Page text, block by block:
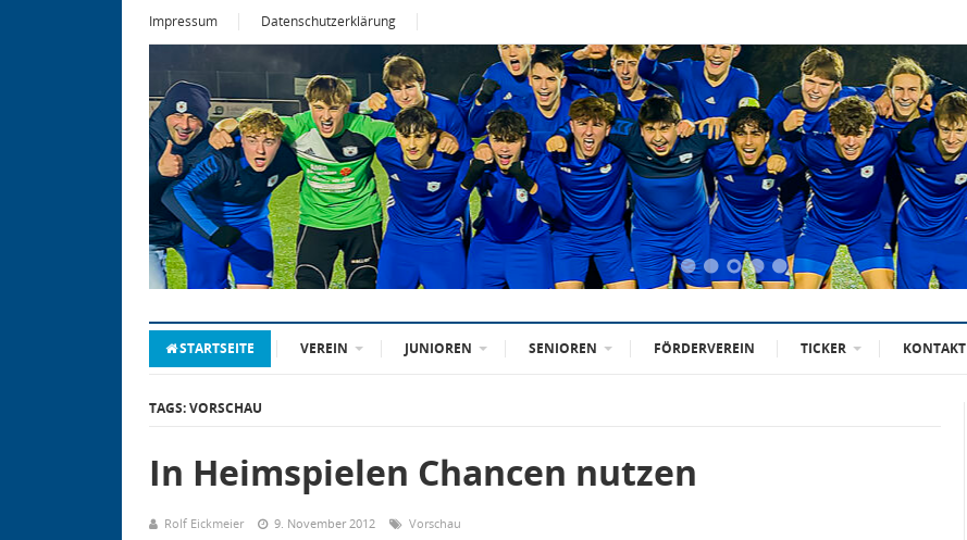
Impressum Datenschutzerklärung
STARTSEITE VEREIN JUNIOREN SENIOREN FÖRDERVEREIN TICKER KONTAKT
TAGS: VORSCHAU
In Heimspielen Chancen nutzen
Rolf Eickmeier 9. November 2012 Vorschau